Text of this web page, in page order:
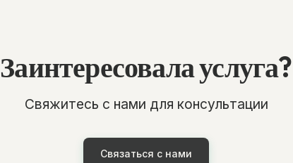
Заинтересовала услуга?
Свяжитесь с нами для консультации
Связаться с нами